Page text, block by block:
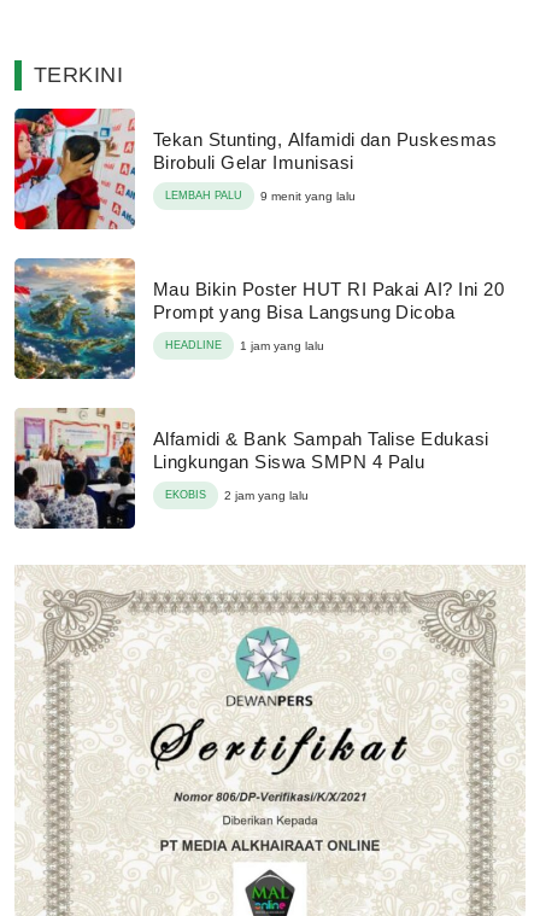
TERKINI
Tekan Stunting, Alfamidi dan Puskesmas
Birobuli Gelar Imunisasi
LEMBAH PALU 9 menit yang lalu
Mau Bikin Poster HUT RI Pakai AI? Ini 20
Prompt yang Bisa Langsung Dicoba
HEADLINE 1 jam yang lalu
Alfamidi & Bank Sampah Talise Edukasi
Lingkungan Siswa SMPN 4 Palu
EKOBIS 2 jam yang lalu